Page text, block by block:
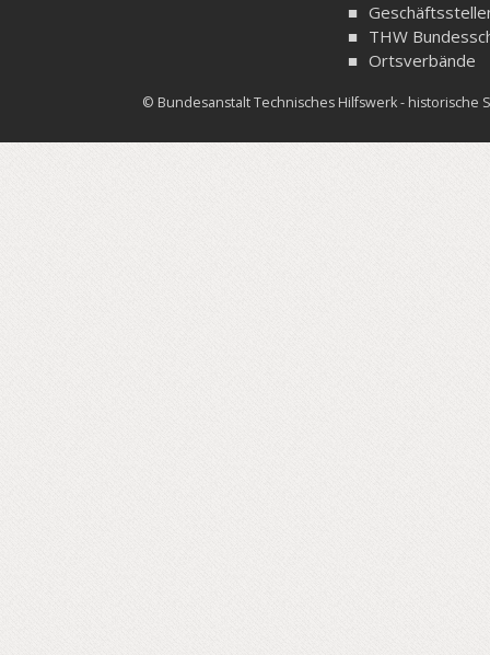
THW
Ortsverbände
© Bundesanstalt Technisches Hilfswerk - historische